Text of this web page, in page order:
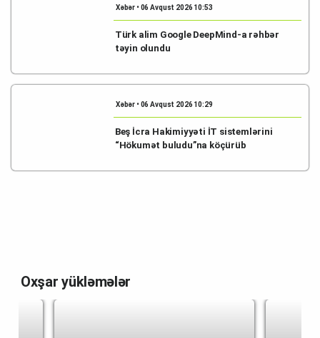
Xəbər • 06 Avqust 2026 10:53
Türk alim Google DeepMind-a rəhbər
təyin olundu
Xəbər • 06 Avqust 2026 10:29
Beş İcra Hakimiyyəti İT sistemlərini
“Hökumət buludu”na köçürüb
Oxşar yükləmələr